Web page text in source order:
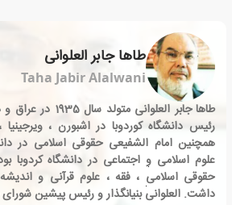
طاها جابر العلوانی
Taha Jabir Alalwani
رئیس دانشگاه کوردوبا در اشبورن ،
همچنین امام الشفیعی حقوقی اسلامی در
علوم اسلامی و اجتماعی در دانشگاه کردوبا
حقوقی اسلامی ، فقه ، علوم قرآنی و
داشت. العلوانی بنیانگذار و رئیس پیشین